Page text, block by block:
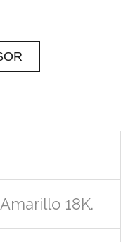
18K.